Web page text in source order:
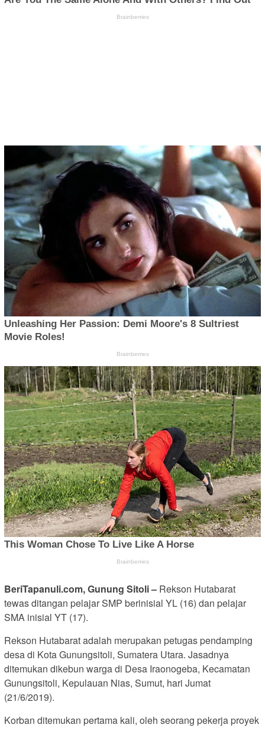
BeriTapanuli.com, Gunung Sitoli – Rekson Hutabarat
tewas ditangan pelajar SMP berinisial YL (16) dan pelajar
SMA inisial YT (17).
Rekson Hutabarat adalah merupakan petugas pendamping
desa di Kota Gunungsitoli, Sumatera Utara. Jasadnya
ditemukan dikebun warga di Desa Iraonogeba, Kecamatan
Gunungsitoli, Kepulauan Nias, Sumut, hari Jumat
(21/6/2019).
Korban ditemukan pertama kali, oleh seorang pekerja proyek